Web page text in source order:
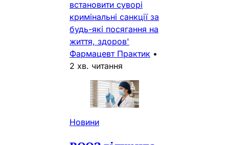
встановити суворі
кримінальні санкції за
будь-які посягання на
життя, здоров'
Фармацевт Практик •
2 хв. читання
Новини